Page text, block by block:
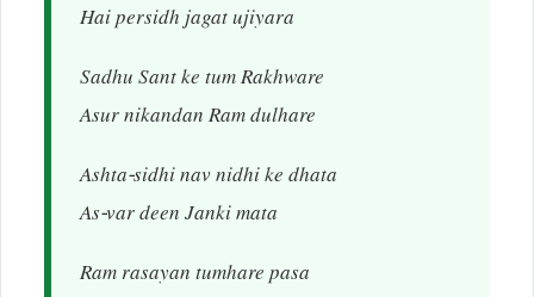
Hai persidh jagat ujiyara
Sadhu Sant ke tum Rakhware
Asur nikandan Ram dulhare
Ashta-sidhi nav nidhi ke dhata
As-var deen Janki mata
Ram rasayan tumhare pasa